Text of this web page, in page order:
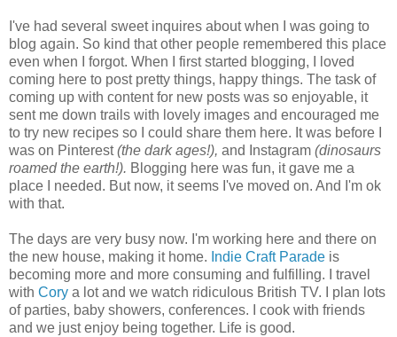
I've had several sweet inquires about when I was going to
blog again. So kind that other people remembered this place
even when I forgot. When I first started blogging, I loved
coming here to post pretty things, happy things. The task of
coming up with content for new posts was so enjoyable, it
sent me down trails with lovely images and encouraged me
to try new recipes so I could share them here. It was before I
was on Pinterest(the dark ages!), and Instagram (dinosaurs
roamed the earth!). Blogging here was fun, it gave me a
place I needed. But now, it seems I've moved on. And I'm ok
with that.
The days are very busy now. I'm working here and there on
the new house, making it home. Indie Craft Parade is
becoming more and more consuming and fulfilling. I travel
with Cory a lot and we watch ridiculous British TV. I plan lots
of parties, baby showers, conferences. I cook with friends
and we just enjoy being together. Life is good.